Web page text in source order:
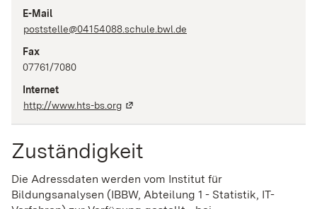
E-Mail
poststelle@04154088.schule.bwl.de
Fax
07761/7080
Internet
http://www.hts-bs.org
Zuständigkeit
Die Adressdaten werden vom Institut für
Bildungsanalysen (IBBW, Abteilung 1 - Statistik, IT-